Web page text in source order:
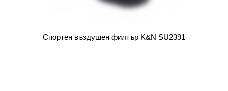
Спортен въздушен филтър K&N SU2391